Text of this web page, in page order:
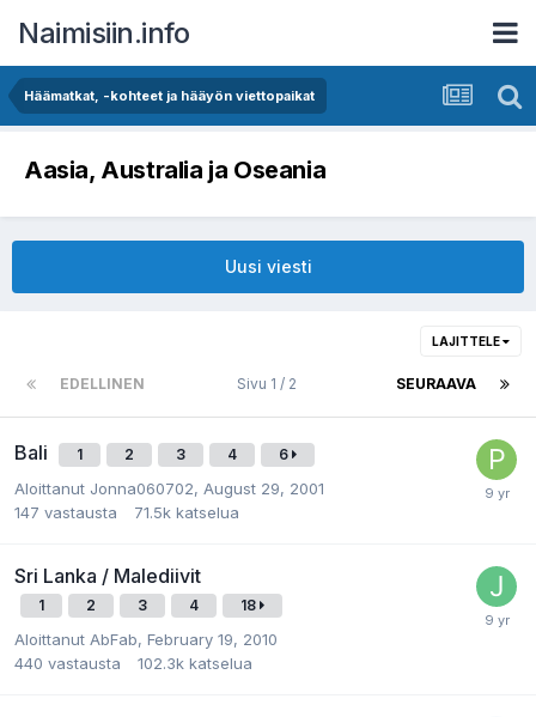
Naimisiin.info
Häämatkat, -kohteet ja hääyön viettopaikat
Aasia, Australia ja Oseania
Uusi viesti
LAJITTELE
EDELLINEN SEURAAVA
Sivu 1 / 2
Bali 1 2 3 4 6
Aloittanut Jonna060702, August 29, 2001
147 vastausta 71.5k katselua
Sri Lanka / Malediivit
1 2 3 4 18
Aloittanut AbFab, February 19, 2010
440 vastausta 102.3k katselua